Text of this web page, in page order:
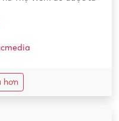
hơn